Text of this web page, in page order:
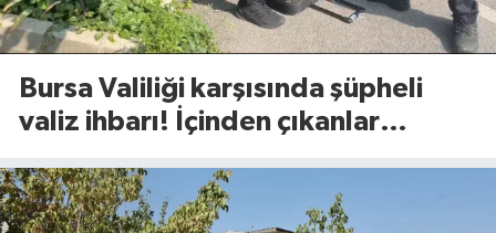
Bursa Valiliği karşısında şüpheli
valiz ihbarı! İçinden çıkanlar